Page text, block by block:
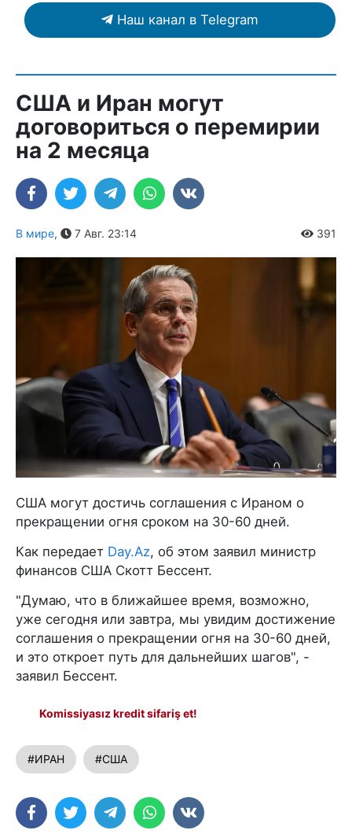
Наш канал в Telegram
США и Иран могут
договориться о перемирии
на 2 месяца
В мире, 7 Авг. 23:14 391
США могут достичь соглашения с Ираном о
прекращении огня сроком на 30-60 дней.
Как передает Day.Az, об этом заявил министр
финансов США Скотт Бессент.
"Думаю, что в ближайшее время, возможно,
уже сегодня или завтра, мы увидим достижение
соглашения о прекращении огня на 30-60 дней,
и это откроет путь для дальнейших шагов", -
заявил Бессент.
Komissiyasız kredit sifariş et!
#ИРАН #США